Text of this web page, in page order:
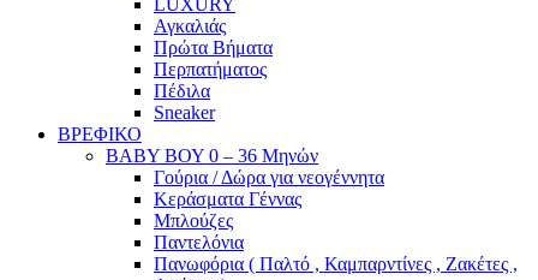
LUXURY
Αγκαλιάς
Πρώτα Βήματα
Περπατήματος
Πέδιλα
Sneaker
ΒΡΕΦΙΚΟ
ΒΑΒΥ ΒΟΥ 0 – 36 Μηνών
Γούρια / Δώρα για νεογέννητα
Κεράσματα Γέννας
Μπλούζες
Παντελόνια
Πανωφόρια ( Παλτό , Καμπαρντίνες , Ζακέτες ,